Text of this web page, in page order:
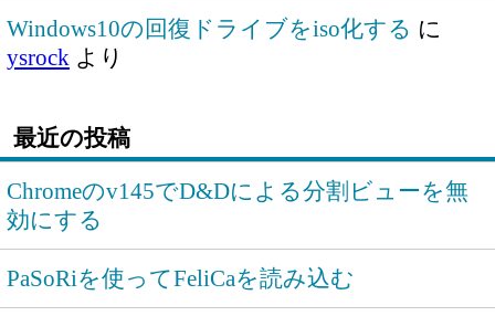
Windows10の回復ドライブをiso化する に
ysrock より
最近の投稿
Chromeのv145でD&Dによる分割ビューを無
効にする
PaSoRiを使ってFeliCaを読み込む